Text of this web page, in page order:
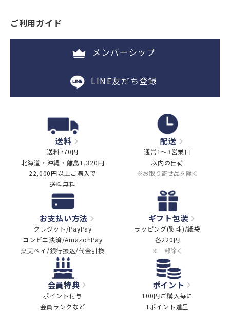
ご利用ガイド
メンバーシップ
LINE友だち登録
送料
送料770円
北海道・沖縄・離島1,320円
22,000円以上ご購入で
送料無料
配送
通常1～3営業日
以内の出荷
※お取り寄せ品を除く
お支払い方法
クレジット/PayPay
コンビニ決済/AmazonPay
楽天ペイ/銀行振込/代金引換
ギフト包装
ラッピング(熨斗)/紙袋
各220円
※一部除く
会員特典
ポイント付与
会員ランクなど
ポイント
100円ご購入毎に
1ポイント進呈